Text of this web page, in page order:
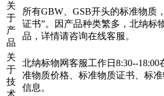
关
于
产
品
所有GBW、GSB开头的标准物质
证书”。因产品种类繁多，北纳标
品，详情请咨询在线客服。
关
于
技
北纳标物网客服工作日8:30--
准物质价格、标准物质证书、标
信息。